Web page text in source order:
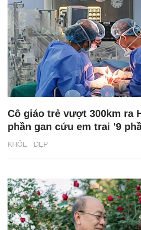
KHỎE - ĐẸP
Cô giáo trẻ vượt 300km ra
phần gan cứu em trai '9